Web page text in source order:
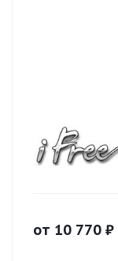
от 10 770 ₽